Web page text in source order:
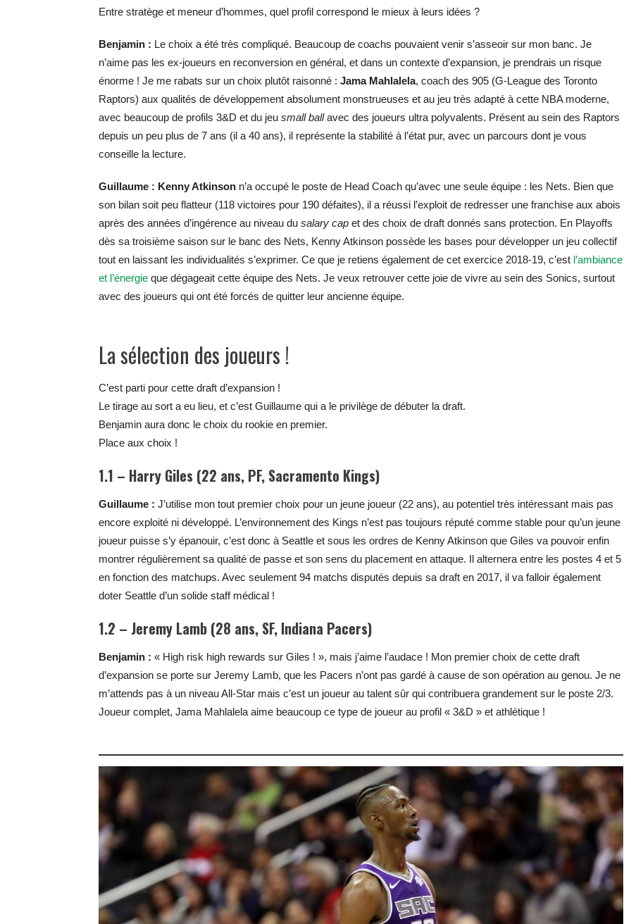
Entre stratège et meneur d’hommes, quel profil correspond le mieux à leurs idées ?
Benjamin : Le choix a été très compliqué. Beaucoup de coachs pouvaient venir s’asseoir sur mon banc. Je
n’aime pas les ex-joueurs en reconversion en général, et dans un contexte d’expansion, je prendrais un risque
énorme ! Je me rabats sur un choix plutôt raisonné : Jama Mahlalela, coach des 905 (G-League des Toronto
Raptors) aux qualités de développement absolument monstrueuses et au jeu très adapté à cette NBA moderne,
avec beaucoup de profils 3&D et du jeu small ballavec des joueurs ultra polyvalents. Présent au sein des Raptors
depuis un peu plus de 7 ans (il a 40 ans), il représente la stabilité à l’état pur, avec un parcours dont je vous
conseille la lecture.
Guillaume : Kenny Atkinson n’a occupé le poste de Head Coach qu’avec une seule équipe : les Nets. Bien que
son bilan soit peu flatteur (118 victoires pour 190 défaites), il a réussi l’exploit de redresser une franchise aux abois
après des années d’ingérence au niveau du salary cap et des choix de draft donnés sans protection. En Playoffs
dès sa troisième saison sur le banc des Nets, Kenny Atkinson possède les bases pour développer un jeu collectif
tout en laissant les individualités s’exprimer. Ce que je retiens également de cet exercice 2018-19, c’est l’ambiance
et l’énergie que dégageait cette équipe des Nets. Je veux retrouver cette joie de vivre au sein des Sonics, surtout
avec des joueurs qui ont été forcés de quitter leur ancienne équipe.
La sélection des joueurs !
C’est parti pour cette draft d’expansion !
Le tirage au sort a eu lieu, et c’est Guillaume qui a le privilège de débuter la draft.
Benjamin aura donc le choix du rookie en premier.
Place aux choix !
1.1 – Harry Giles (22 ans, PF, Sacramento Kings)
Guillaume : J’utilise mon tout premier choix pour un jeune joueur (22 ans), au potentiel très intéressant mais pas
encore exploité ni développé. L’environnement des Kings n’est pas toujours réputé comme stable pour qu’un jeune
joueur puisse s’y épanouir, c’est donc à Seattle et sous les ordres de Kenny Atkinson que Giles va pouvoir enfin
montrer régulièrement sa qualité de passe et son sens du placement en attaque. Il alternera entre les postes 4 et 5
en fonction des matchups. Avec seulement 94 matchs disputés depuis sa draft en 2017, il va falloir également
doter Seattle d’un solide staff médical !
1.2 – Jeremy Lamb (28 ans, SF, Indiana Pacers)
Benjamin : « High risk high rewards sur Giles ! », mais j’aime l’audace ! Mon premier choix de cette draft
d’expansion se porte sur Jeremy Lamb, que les Pacers n’ont pas gardé à cause de son opération au genou. Je ne
m’attends pas à un niveau All-Star mais c’est un joueur au talent sûr qui contribuera grandement sur le poste 2/3.
Joueur complet, Jama Mahlalela aime beaucoup ce type de joueur au profil « 3&D » et athlétique !